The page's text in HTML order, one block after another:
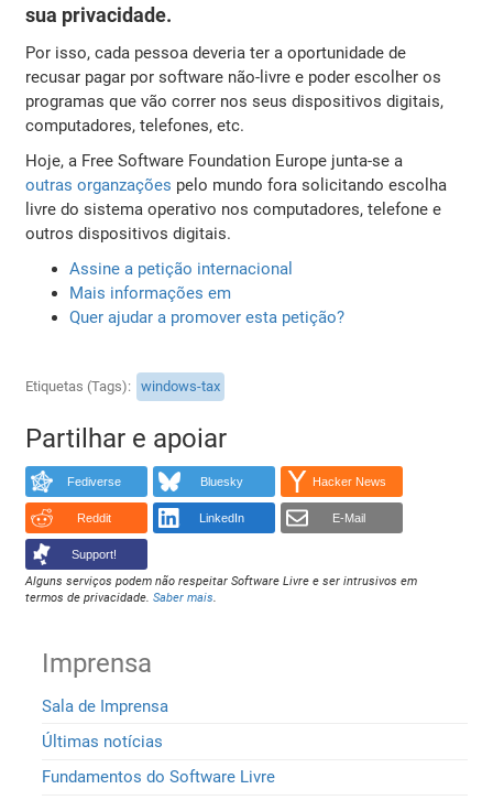
sua privacidade.
Por isso, cada pessoa deveria ter a oportunidade de
recusar pagar por software não-livre e poder escolher os
programas que vão correr nos seus dispositivos digitais,
computadores, telefones, etc.
Hoje, a Free Software Foundation Europe junta-se a
outras organzações pelo mundo fora solicitando escolha
livre do sistema operativo nos computadores, telefone e
outros dispositivos digitais.
Assine a petição internacional
Mais informações em
Quer ajudar a promover esta petição?
Etiquetas (Tags) windows-tax
Partilhar e apoiar
Fediverse Bluesky Hacker News
Reddit LinkedIn E-Mail
Support!
Alguns serviços podem não respeitar Software Livre e ser intrusivos em
termos de privacidade.Saber mais.
Imprensa
Sala de Imprensa
Últimas notícias
Fundamentos do Software Livre